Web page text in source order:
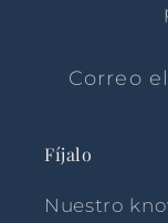
Correo
Fíjalo
Nuestro